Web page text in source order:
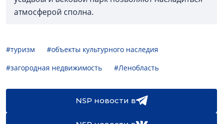
атмосферой сполна.
#туризм
#объекты культурного наследия
#загородная недвижимость
#Ленобласть
NSP новости в